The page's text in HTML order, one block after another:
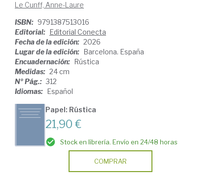
Le Cunff, Anne-Laure
ISBN: 9791387513016
Editorial: Editorial Conecta
Fecha de la edición: 2026
Lugar de la edición: Barcelona. España
Encuadernación: Rústica
Medidas: 24 cm
Nº Pág.: 312
Idiomas: Español
Papel: Rústica
21,90 €
Stock en librería. Envío en 24/48 horas
COMPRAR